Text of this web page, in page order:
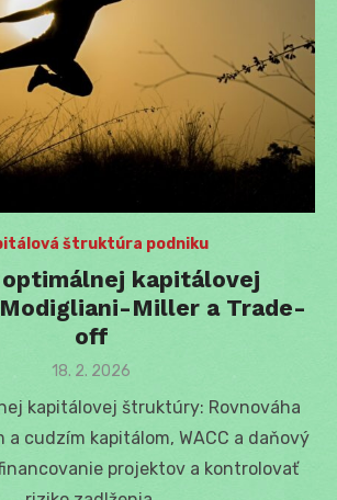
štruktúra podniku
kapitálovej
Miller a Trade-
off
Posted
18. 2. 2026
kapitálovej štruktúry: Rovnováha
cudzím kapitálom, WACC a daňový
projektov a kontrolovať